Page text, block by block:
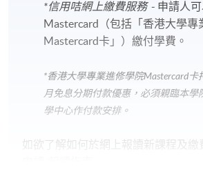
*信用咭網上繳費服務- 申請人可
Mastercard（包括「香港大學專
Mastercard卡」）繳付學費。
*香港大學專業進修學院Mastercard卡
月免息分期付款優惠，必須親臨本學
學中心作付款安排。
如欲了解如何於網上報讀新課程及繳